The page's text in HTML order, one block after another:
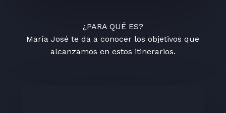
¿PARA QUÉ ES?
María José te da a conocer los objetivos que
alcanzamos en estos itinerarios.